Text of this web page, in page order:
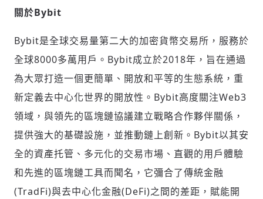
關於Bybit
Bybit是全球交易量第二大的加密貨幣交易所，服務於
全球8000多萬用戶。Bybit成立於2018年，旨在通過
為大眾打造一個更簡單、開放和平等的生態系統，重
新定義去中心化世界的開放性。Bybit高度關注Web3
領域，與領先的區塊鏈協議建立戰略合作夥伴關係，
提供強大的基礎設施，並推動鏈上創新。Bybit以其安
全的資產托管、多元化的交易市場、直觀的用戶體驗
和先進的區塊鏈工具而聞名，它彌合了傳統金融
(TradFi)與去中心化金融(DeFi)之間的差距，賦能開